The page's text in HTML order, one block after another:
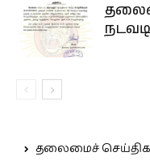
தலைமைச்